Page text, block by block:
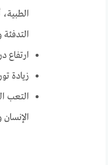
ارتفاع
زيادة
التعب
الإنسان